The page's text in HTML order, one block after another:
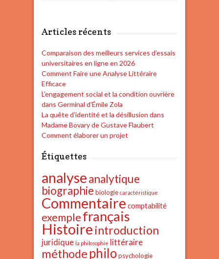
Articles récents
Comparaison des meilleurs services d’essais
universitaires en ligne en 2026
Comment Faire une Analyse Littéraire
Efficace
L’engagement social et la condition ouvrière
dans Germinal d’Émile Zola
La quête d’identité et la désillusion dans
Madame Bovary de Gustave Flaubert
Comment élaborer un projet
Étiquettes
analyseanalytique
biographie biologie caractéristique
Commentaire comptabilité
exemplefrançais
Histoire introduction
juridique la philosophie littéraire
méthode philo psychologie